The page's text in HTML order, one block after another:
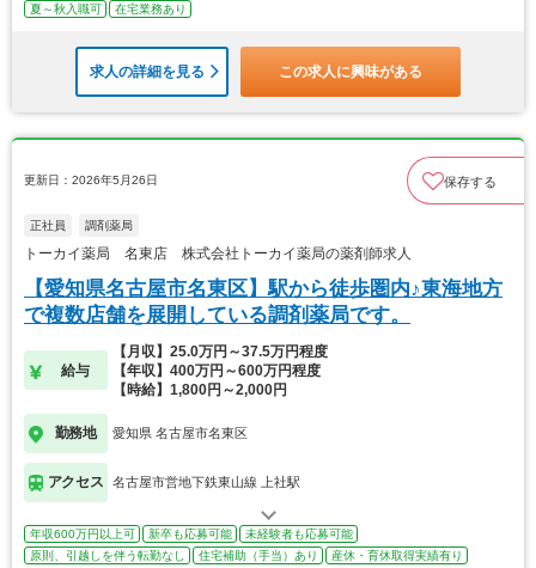
夏～秋入職可
在宅業務あり
求人の詳細を見る この求人に興味がある
更新日：2026年5月26日 保存する
正社員 調剤薬局
トーカイ薬局 名東店 株式会社トーカイ薬局の薬剤師求人
【愛知県名古屋市名東区】駅から徒歩圏内♪東海地方
で複数店舗を展開している調剤薬局です。
給与
【月収】25.0万円～37.5万円程度
【年収】400万円～600万円程度
【時給】1,800円～2,000円
勤務地 愛知県 名古屋市名東区
アクセス 名古屋市営地下鉄東山線 上社駅
年収600万円以上可 新卒も応募可能
未経験者も応募可能
原則、引越しを伴う転勤なし
住宅補助（手当）あり
産休・育休取得実績有り